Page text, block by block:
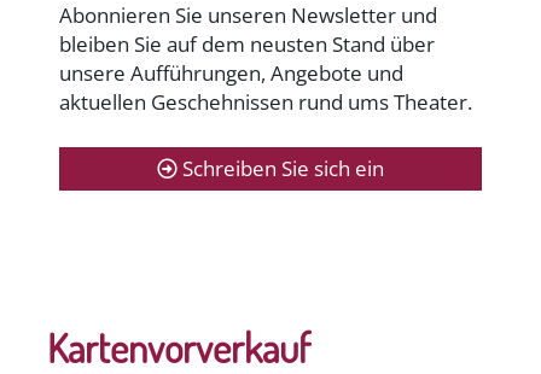
Abonnieren Sie unseren Newsletter und
bleiben Sie auf dem neusten Stand über
unsere Aufführungen, Angebote und
aktuellen Geschehnissen rund ums Theater.
Schreiben Sie sich ein
Kartenvorverkauf